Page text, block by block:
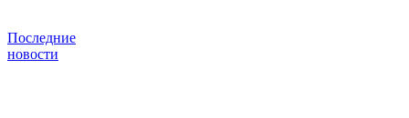
Последние
новости